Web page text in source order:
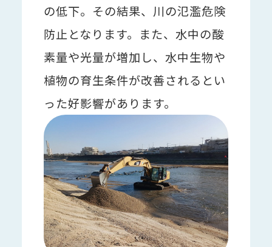
の低下。その結果、川の氾濫危険
防止となります。また、水中の酸
素量や光量が増加し、水中生物や
植物の育生条件が改善されるとい
った好影響があります。